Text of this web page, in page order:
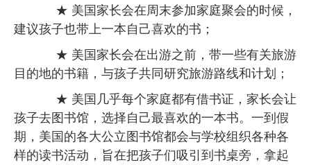
★ 美国家长会在周末参加家庭聚会的时候，
建议孩子也带上一本自己喜欢的书；
★ 美国家长会在出游之前，带一些有关旅游
目的地的书籍，与孩子共同研究旅游路线和计划；
★ 美国几乎每个家庭都有借书证，家长会让
孩子去图书馆，选择自己最喜欢的一本书。一到假
期，美国的各大公立图书馆都会与学校组织各种各
样的读书活动，旨在把孩子们吸引到书桌旁，拿起